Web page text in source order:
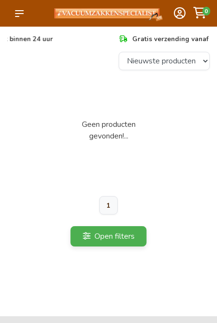
0
Gratis verzending vanaf €50,- (anders €6,95)
Geen producten
gevonden!...
1
Open filters